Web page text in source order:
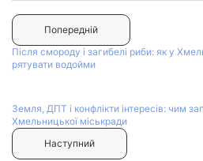
Попередній
Після смороду і загибелі риби: як у
рятувати водойми
Земля, ДПТ і конфлікти інтересів: чим
Хмельницької міськради
Наступний